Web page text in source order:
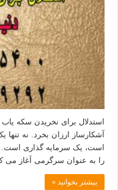
استدلال برای نخریدن سکه
آشکارساز ارزان بخرد. نه
است، یک سرمایه گذاری است.
را به عنوان سرگرمی آغاز می
بیشتر بخوانید »